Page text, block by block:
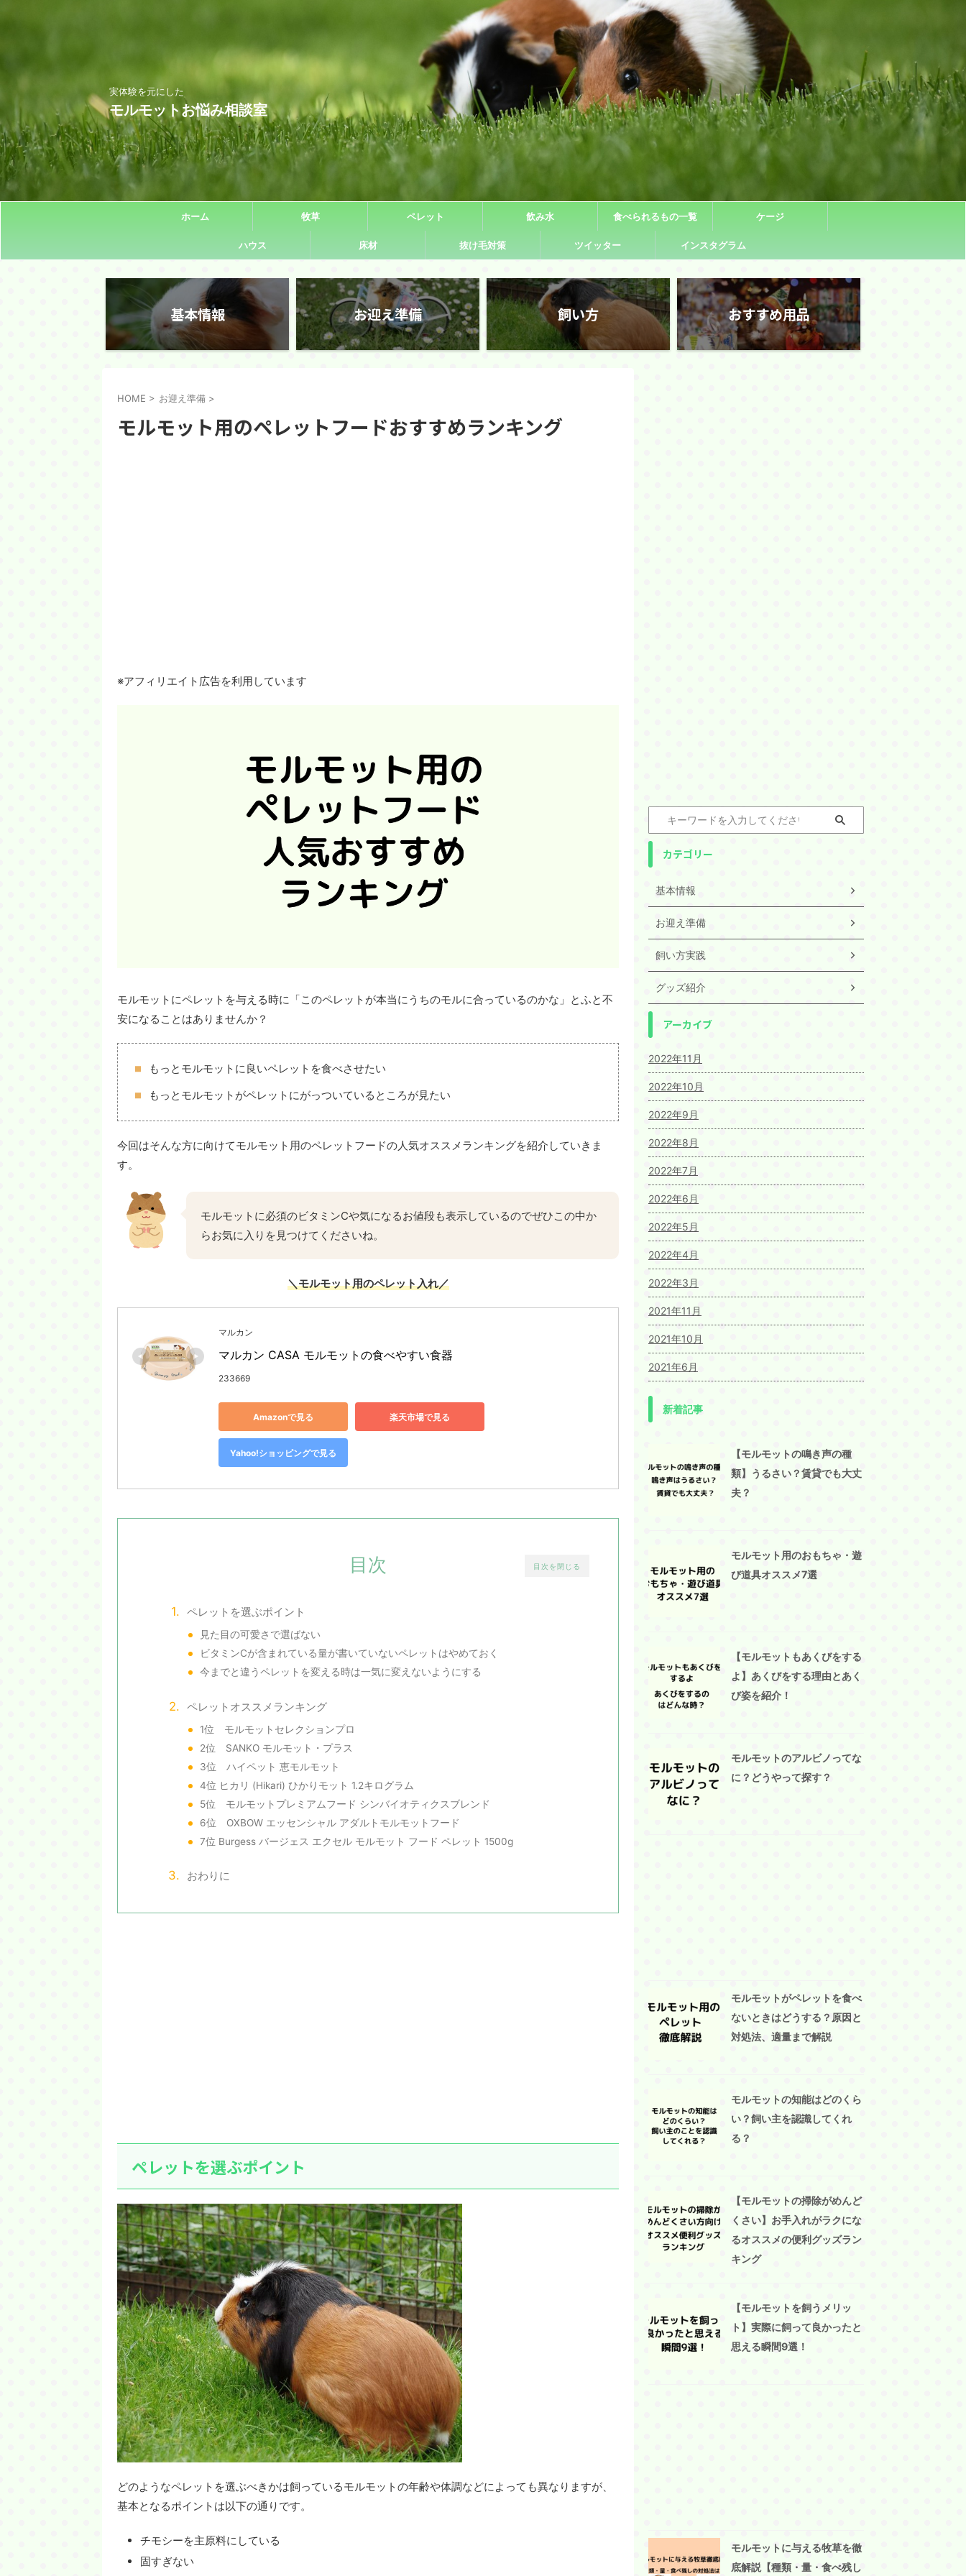
実体験を元にした
モルモットお悩み相談室
ホーム 牧草 ペレット 飲み水 食べられるもの一覧 ケージ
ハウス 床材 抜け毛対策 ツイッター インスタグラム
基本情報 お迎え準備 飼い方 おすすめ用品
HOME > お迎え準備 >
モルモット用のペレットフードおすすめランキング
※アフィリエイト広告を利用しています
モルモットにペレットを与える時に「このペレットが本当にうちのモルに合っているのかな」とふと不
安になることはありませんか？
もっとモルモットに良いペレットを食べさせたい
もっとモルモットがペレットにがっついているところが見たい
今回はそんな方に向けてモルモット用のペレットフードの人気オススメランキングを紹介していきま
す。
モルモットに必須のビタミンCや気になるお値段も表示しているのでぜひこの中か
らお気に入りを見つけてくださいね。
＼モルモット用のペレット入れ／
マルカン
マルカン CASA モルモットの食べやすい食器
233669
Amazonで見る 楽天市場で見る
Yahoo!ショッピングで見る
目次を閉じる
目次
ペレットを選ぶポイント
見た目の可愛さで選ばない
ビタミンCが含まれている量が書いていないペレットはやめておく
今までと違うペレットを変える時は一気に変えないようにする
ペレットオススメランキング
1位 モルモットセレクションプロ
2位 SANKO モルモット・プラス
3位 ハイペット 恵モルモット
4位 ヒカリ (Hikari) ひかりモット 1.2キログラム
5位 モルモットプレミアムフード シンバイオティクスブレンド
6位 OXBOW エッセンシャル アダルトモルモットフード
7位 Burgess バージェス エクセル モルモット フード ペレット 1500g
おわりに
ペレットを選ぶポイント
どのようなペレットを選ぶべきかは飼っているモルモットの年齢や体調などによっても異なりますが、
基本となるポイントは以下の通りです。
チモシーを主原料にしている
固すぎない
カテゴリー
基本情報
お迎え準備
飼い方実践
グッズ紹介
アーカイブ
2022年11月
2022年10月
2022年9月
2022年8月
2022年7月
2022年6月
2022年5月
2022年4月
2022年3月
2021年11月
2021年10月
2021年6月
新着記事
【モルモットの鳴き声の種
類】うるさい？賃貸でも大丈
夫？
モルモット用のおもちゃ・遊
び道具オススメ7選
【モルモットもあくびをする
よ】あくびをする理由とあく
び姿を紹介！
モルモットのアルビノってな
に？どうやって探す？
モルモットがペレットを食べ
ないときはどうする？原因と
対処法、適量まで解説
モルモットの知能はどのくら
い？飼い主を認識してくれ
る？
【モルモットの掃除がめんど
くさい】お手入れがラクにな
るオススメの便利グッズラン
キング
【モルモットを飼うメリッ
ト】実際に飼って良かったと
思える瞬間9選！
モルモットに与える牧草を徹
底解説【種類・量・食べ残し